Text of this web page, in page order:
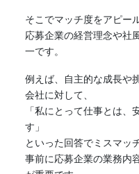
そこでマッチ度をアピー
応募企業の経営理念や社
一です。
例えば、自主的な成長や
会社に対して、
「私にとって仕事とは
す」
といった回答でミスマッ
事前に応募企業の業務内